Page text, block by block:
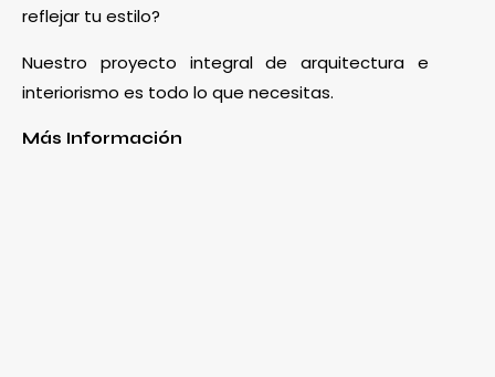
reflejar tu estilo?
Nuestro proyecto integral de arquitectura e
interiorismo es todo lo que necesitas.
Más Información